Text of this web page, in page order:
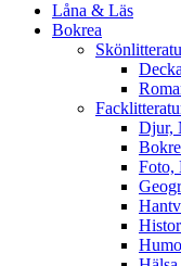
Låna & Läs
Bokrea
Djur,
Foto,